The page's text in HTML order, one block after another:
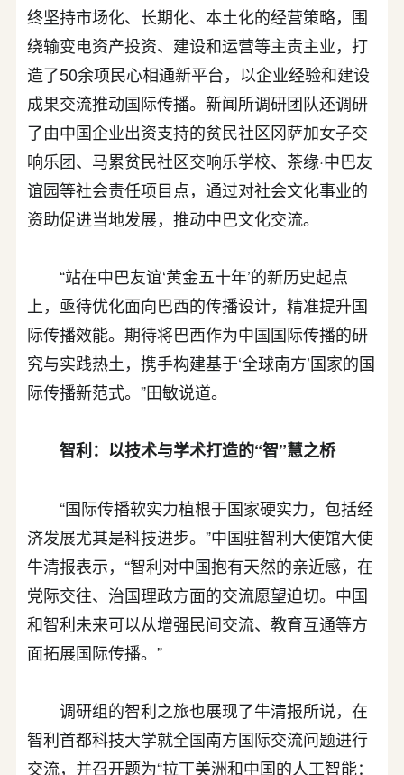
终坚持市场化、长期化、本土化的经营策略，围
绕输变电资产投资、建设和运营等主责主业，打
造了50余项民心相通新平台，以企业经验和建设
成果交流推动国际传播。新闻所调研团队还调研
了由中国企业出资支持的贫民社区冈萨加女子交
响乐团、马累贫民社区交响乐学校、茶缘·中巴友
谊园等社会责任项目点，通过对社会文化事业的
资助促进当地发展，推动中巴文化交流。
“站在中巴友谊‘黄金五十年’的新历史起点
上，亟待优化面向巴西的传播设计，精准提升国
际传播效能。期待将巴西作为中国国际传播的研
究与实践热土，携手构建基于‘全球南方’国家的国
际传播新范式。”田敏说道。
智利：以技术与学术打造的“智”慧之桥
“国际传播软实力植根于国家硬实力，包括经
济发展尤其是科技进步。”中国驻智利大使馆大使
牛清报表示，“智利对中国抱有天然的亲近感，在
党际交往、治国理政方面的交流愿望迫切。中国
和智利未来可以从增强民间交流、教育互通等方
面拓展国际传播。”
调研组的智利之旅也展现了牛清报所说，在
智利首都科技大学就全国南方国际交流问题进行
交流，并召开题为“拉丁美洲和中国的人工智能：